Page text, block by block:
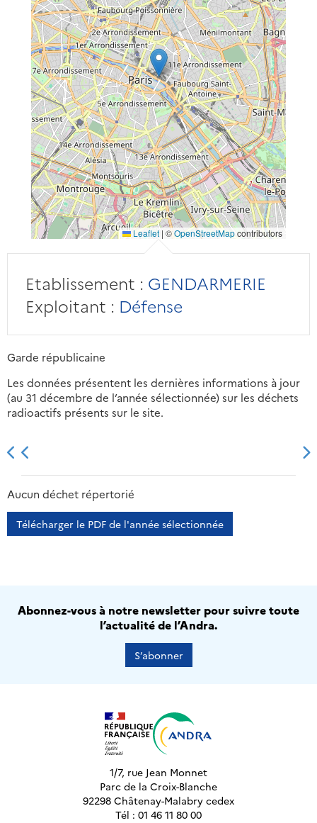
Leaflet | ©OpenStreetMapcontributors
Etablissement : GENDARMERIE
Exploitant : Défense
Garde républicaine
Les données présentent les dernières informations à jour
(au 31 décembre de l’année sélectionnée) sur les déchets
radioactifs présents sur le site.
2013 2014
Aucun déchet répertorié
Télécharger le PDF de l'année sélectionnée
Abonnez-vous à notre newsletter pour suivre toute
l’actualité de l’Andra.
S’abonner
1/7, rue Jean Monnet
Parc de la Croix-Blanche
92298 Châtenay-Malabry cedex
Tél : 01 46 11 80 00